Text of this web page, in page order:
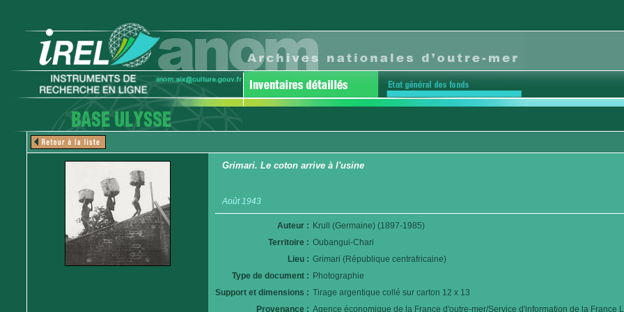
Grimari. Le coton arrive à l'usine
Août 1943
Auteur : Krull (Germaine) (1897-1985)
Territoire : Oubangui-Chari
Lieu : Grimari (République centrafricaine)
Type de document : Photographie
Support et dimensions : Tirage argentique collé sur carton 12 x 13
Provenance : Agence économique de la France d'outre-mer/Service d'information de la France